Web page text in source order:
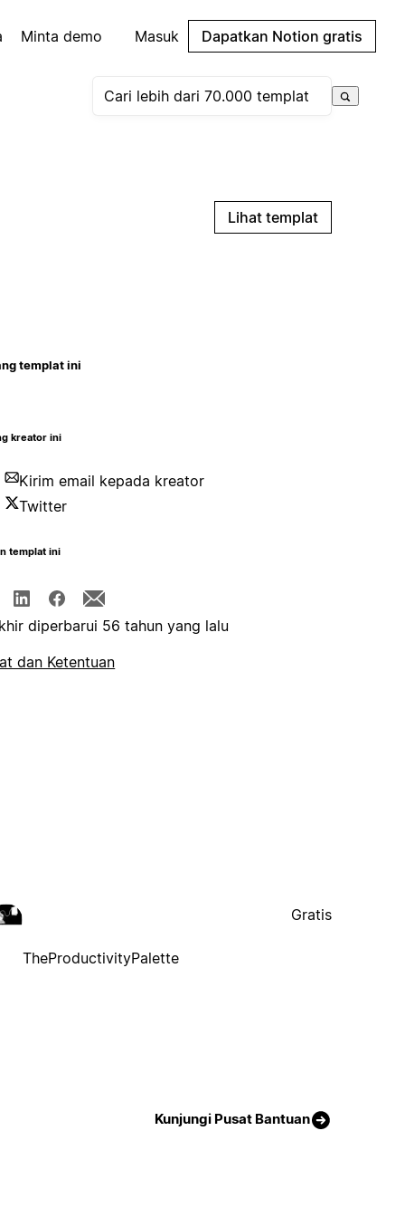
Minta demo Masuk Dapatkan Notion gratis
Lihat templat
templat ini
kreator ini
Kirim email kepada kreator
Twitter
templat ini
diperbarui 56 tahun yang lalu
dan Ketentuan
TheProductivityPalette
Gratis
Kunjungi Pusat Bantuan